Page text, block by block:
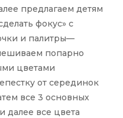
предлагаем детям
фокус» с
и палитры—
попарно
цветами
от серединок
все 3 основных
далее все цвета